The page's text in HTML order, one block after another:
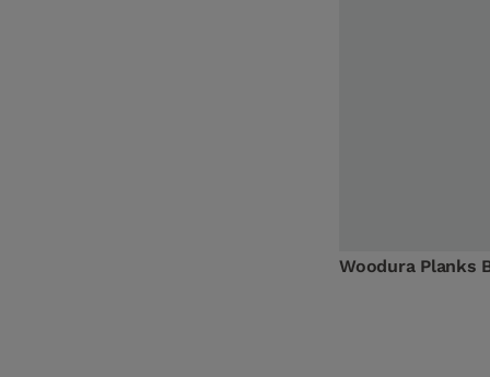
Woodura Planks